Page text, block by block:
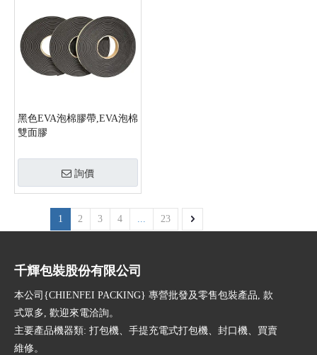
黑色EVA泡棉膠帶,EVA泡棉
雙面膠
詢價
1 2 3 4 23
千輝包裝股份有限公司
本公司{CHIENFEI PACKING} 專營批發及零售包裝產品, 款
式眾多, 歡迎來電洽詢。
主要產品機器類: 打包機、手提充電式打包機、封口機、買賣
維修。